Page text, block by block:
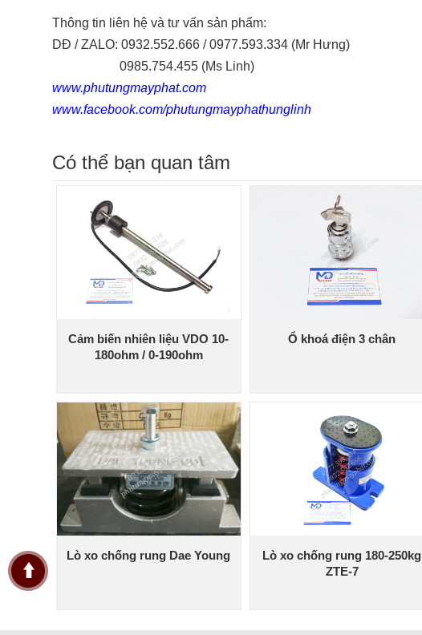
Thông tin liên hệ và tư vấn sản phẩm:
DĐ / ZALO: 0932.552.666 / 0977.593.334 (Mr Hưng)
0985.754.455 (Ms Linh)
www.phutungmayphat.com
www.facebook.com/phutungmayphathunglinh
Có thể bạn quan tâm
Cảm biến nhiên liệu VDO 10-
180ohm / 0-190ohm
Ổ khoá điện 3 chân
Lò xo chống rung Dae Young
Lò xo chống rung 180-250kg
ZTE-7